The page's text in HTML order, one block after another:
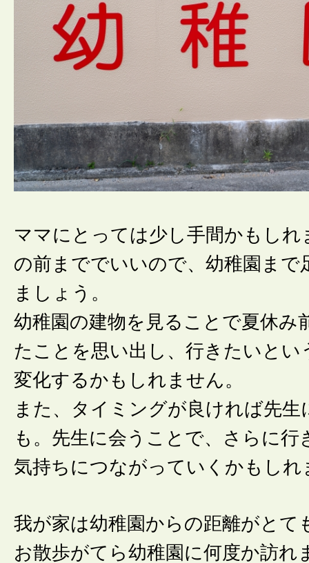
ママにとっては少し手間かもしれ
の前まででいいので、幼稚園まで
ましょう。
幼稚園の建物を見ることで夏休み
たことを思い出し、行きたいとい
変化するかもしれません。
また、タイミングが良ければ先生
も。先生に会うことで、さらに行
気持ちにつながっていくかもしれ
我が家は幼稚園からの距離がとて
お散歩がてら幼稚園に何度か訪れ